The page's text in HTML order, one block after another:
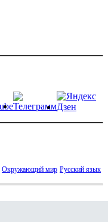
Окружающий мир Русский язык